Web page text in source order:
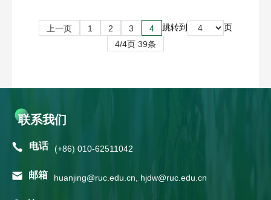
上一页 1 2 3 4 跳转到
页
4/4页 39条
联系我们
电话 (+86) 010-62511042
邮箱 huanjing@ruc.edu.cn, hjdw@ruc.edu.cn